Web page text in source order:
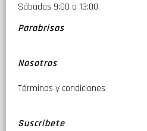
Sábados 9:00 a 13:00
Parabrisas
Nosotros
Términos y condiciones
Suscribete